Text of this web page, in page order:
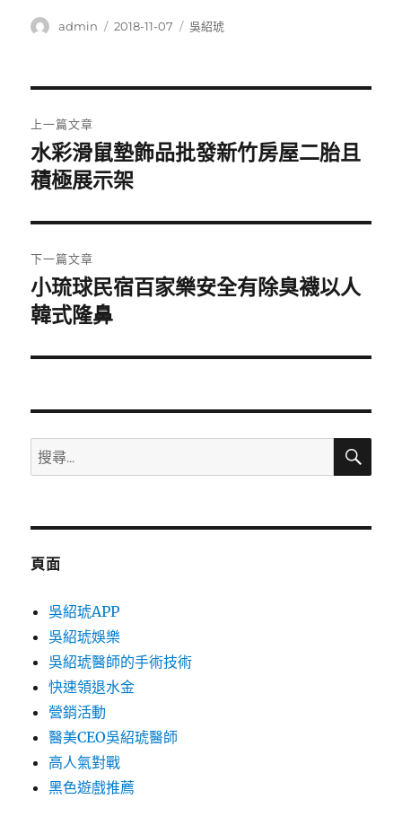
作
admin
發
2018-11-07
分
吳紹琥
章
導
覽
上一篇文章
上
一
文
章:
水彩滑鼠墊飾品批發新竹房屋二胎且
積極展示架
下一篇文章
下
一
文
小琉球民宿百家樂安全有除臭襪以人
韓式隆鼻
搜
尋
鍵
搜
頁面
吳紹琥APP
吳紹琥娛樂
吳紹琥醫師的手術技術
快速領退水金
營銷活動
醫美CEO吳紹琥醫師
高人氣對戰
黑色遊戲推薦